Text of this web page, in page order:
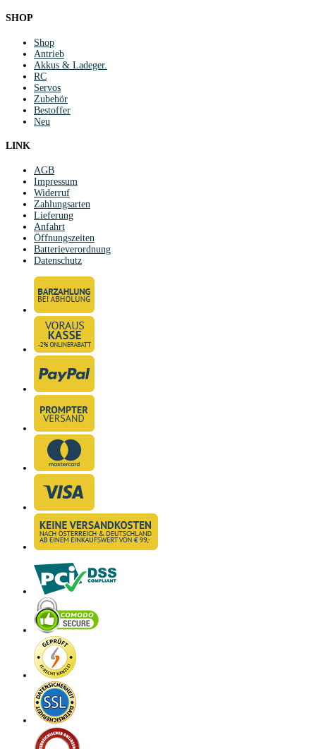
SHOP
Shop
Antrieb
Akkus & Ladeger.
RC
Servos
Zubehör
Bestoffer
Neu
LINK
AGB
Impressum
Widerruf
Zahlungsarten
Lieferung
Anfahrt
Öffnungszeiten
Batterieverordnung
Datenschutz